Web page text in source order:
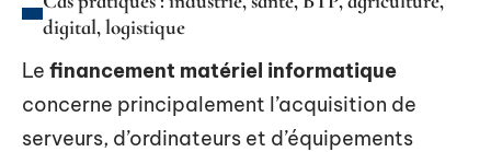
digital, logistique
Le financement matériel informatique
concerne principalement l’acquisition de
serveurs, d’ordinateurs et d’équipements